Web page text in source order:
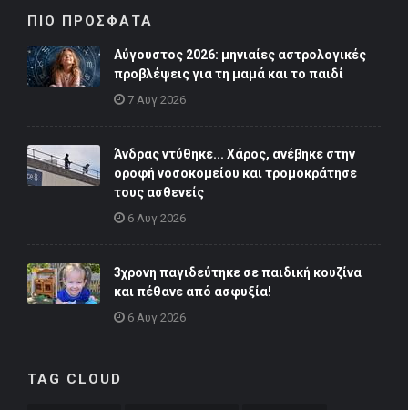
ΠΙΟ ΠΡΟΣΦΑΤΑ
Αύγουστος 2026: μηνιαίες αστρολογικές
προβλέψεις για τη μαμά και το παιδί
7 Αυγ 2026
Άνδρας ντύθηκε... Χάρος, ανέβηκε στην
οροφή νοσοκομείου και τρομοκράτησε
τους ασθενείς
6 Αυγ 2026
3χρονη παγιδεύτηκε σε παιδική κουζίνα
και πέθανε από ασφυξία!
6 Αυγ 2026
TAG CLOUD